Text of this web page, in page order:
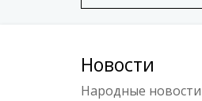
Новости
Народные новости